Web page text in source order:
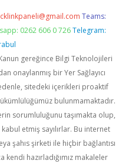
Teams:
0262 606 0 726 Telegram:
Kanun gereğince Bilgi Teknolojileri
onaylanmış bir Yer Sağlayıcı
sitedeki içerikleri proaktif
bulunmamaktadır.
sorumluluğunu taşımakta olup,
etmiş sayılırlar. Bu internet
şahıs şirketi ile hiçbir bağlantısı
kendi hazırladığımız makaleler